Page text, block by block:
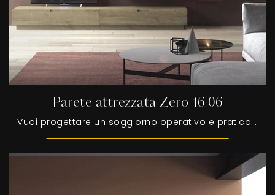
Parete attrezzata Zero 16 06
Vuoi progettare un soggiorno operativo e pratico? Ti offriamo la parete attrezzata Parete attrezzata Zero 16 06 Devina Nais dalle linee decise ...